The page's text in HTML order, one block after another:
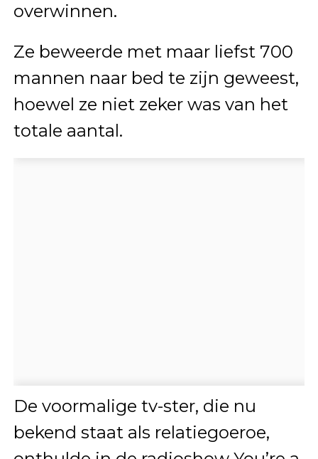
overwinnen.
Ze beweerde met maar liefst 700
mannen naar bed te zijn geweest,
hoewel ze niet zeker was van het
totale aantal.
De voormalige tv-ster, die nu
bekend staat als relatiegoeroe,